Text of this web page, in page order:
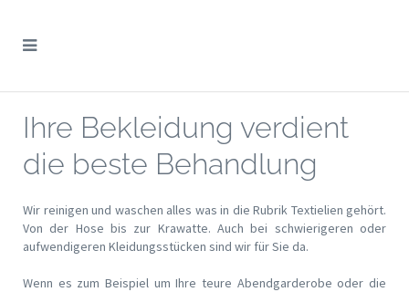
Ihre Bekleidung verdient
die beste Behandlung
Wir reinigen und waschen alles was in die Rubrik Textielien gehört.
Von der Hose bis zur Krawatte. Auch bei schwierigeren oder
aufwendigeren Kleidungsstücken sind wir für Sie da.
Wenn es zum Beispiel um Ihre teure Abendgarderobe oder die